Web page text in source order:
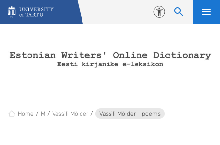
Skip to content
Accessibility
Home M Vassili Mölder Vassili Mölder – poems